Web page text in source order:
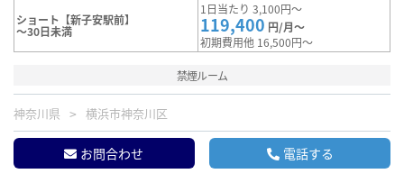
ショート【新子安駅前】
～30日未満
1日当たり 3,100円～
119,400 円/月～
初期費用他 16,500円～
禁煙ルーム
神奈川県 横浜市神奈川区
お問合わせ 電話する